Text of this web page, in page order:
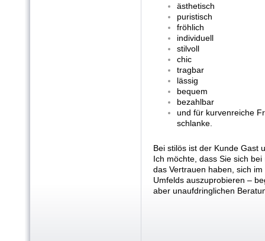
ästhetisch
puristisch
fröhlich
individuell
stilvoll
chic
tragbar
lässig
bequem
bezahlbar
und für kurvenreiche
schlanke.
Bei stilös ist der Kunde Gast
Ich möchte, dass Sie sich
das Vertrauen haben, sich
Umfelds auszuprobieren –
aber unaufdringlichen